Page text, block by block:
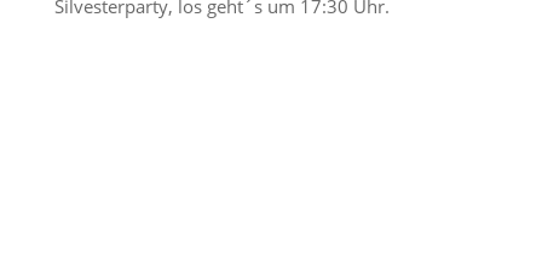
Silvesterparty, los geht´s um 17:30 Uhr.